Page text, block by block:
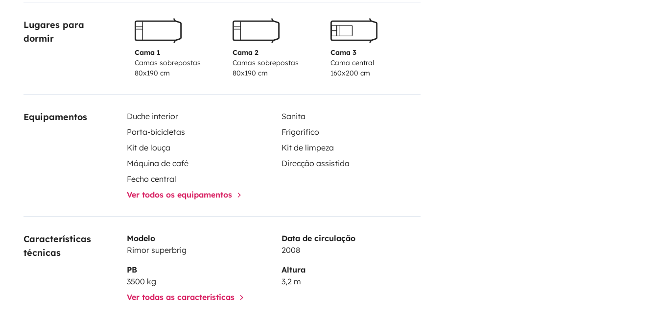
nettoyage intérieur et le plein de GO effectué. Ce camping car n'est pas climatisé.
Lugares para
dormir
Cama 1
Camas sobrepostas
80x190 cm
Cama 2
Camas sobrepostas
80x190 cm
Cama 3
Cama central
160x200 cm
Equipamentos Duche interior
Sanita
Porta-bicicletas
Frigorífico
Kit de louça
Kit de limpeza
Máquina de café
Direcção assistida
Fecho central
Ver todos os equipamentos
Características
técnicas
Modelo
Rimor superbrig
Data de circulação
2008
PB
3500 kg
Altura
3,2 m
Ver todas as características